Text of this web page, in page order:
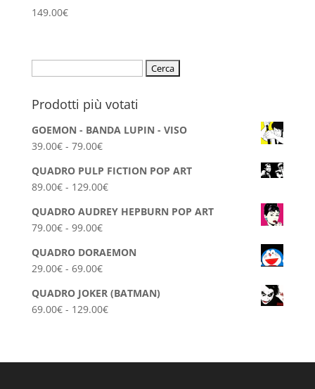
149.00€
Prodotti più votati
GOEMON - BANDA LUPIN - VISO
39.00€ - 79.00€Fascia
prezzo:
da
39.00€
a
QUADRO PULP FICTION POP ART
89.00€ - 129.00€Fascia
prezzo:
89.00€
QUADRO AUDREY HEPBURN POP ART
79.00€ - 99.00€Fascia
prezzo:
da
79.00€
a
QUADRO DORAEMON
29.00€ - 69.00€Fascia
prezzo:
da
69.00€
QUADRO JOKER (BATMAN)
69.00€ - 129.00€Fascia